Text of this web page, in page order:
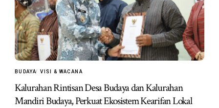
BUDAYA VISI & WACANA
Kalurahan Rintisan Desa Budaya dan Kalurahan
Mandiri Budaya, Perkuat Ekosistem Kearifan Lokal